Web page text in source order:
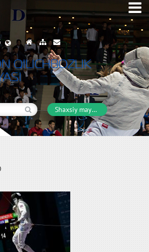
QILICHBOZLIK
Shaxsiy maydon